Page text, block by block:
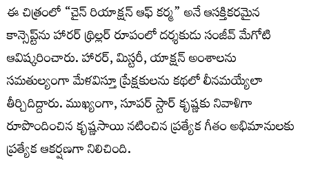
ఈ చిత్రంలో “చైన్ రియాక్షన్ ఆఫ్ కర్మ” అనే ఆసక్తికరమైన
కాన్సెప్ట్‌ను హారర్ థ్రిల్లర్ రూపంలో దర్శకుడు సంజీవ్ మేగోటి
ఆవిష్కరించారు. హారర్, మిస్టరీ, యాక్షన్ అంశాలను
సమతుల్యంగా మేళవిస్తూ ప్రేక్షకులను కథలో లీనమయ్యేలా
తీర్చిదిద్దారు. ముఖ్యంగా, సూపర్ స్టార్ కృష్ణకు నివాళిగా
రూపొందించిన కృష్ణసాయి నటించిన ప్రత్యేక గీతం అభిమానులకు
ప్రత్యేక ఆకర్షణగా నిలిచింది.